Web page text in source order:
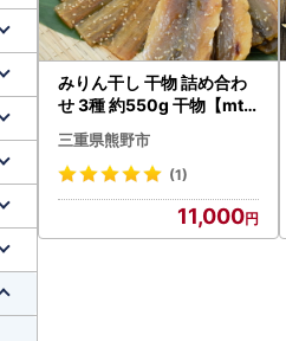
みりん干し 干物 詰め合わ
せ 3種 約550g 干物【mty
s0005】
三重県熊野市
(1)
11,000